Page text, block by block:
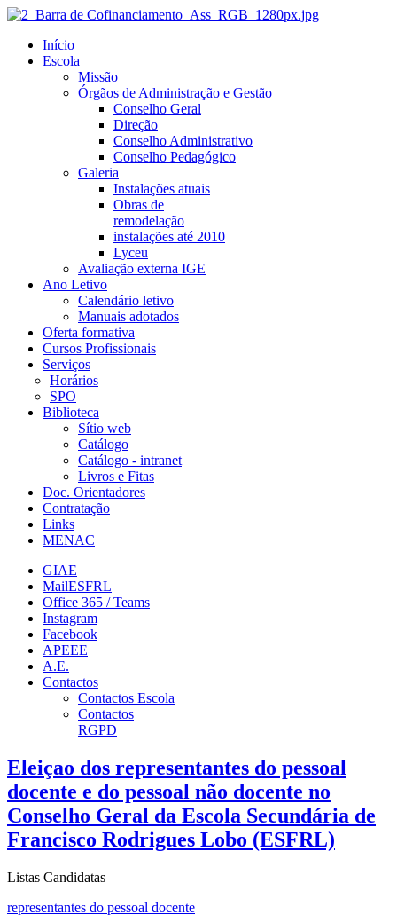
Início
Escola
Missão
Órgãos de Administração e Gestão
Conselho Geral
Direção
Conselho Administrativo
Conselho Pedagógico
Galeria
Instalações atuais
Obras de
remodelação
instalações até 2010
Lyceu
Avaliação externa IGE
Ano Letivo
Calendário letivo
Manuais adotados
Oferta formativa
Cursos Profissionais
Serviços
Horários
SPO
Biblioteca
Sítio web
Catálogo
Catálogo - intranet
Livros e Fitas
Doc. Orientadores
Contratação
Links
MENAC
GIAE
MailESFRL
Office 365 / Teams
Instagram
Facebook
APEEE
A.E.
Contactos
Contactos Escola
Contactos
RGPD
Eleiçao dos representantes do pessoal
docente e do pessoal não docente no
Conselho Geral da Escola Secundária de
Francisco Rodrigues Lobo (ESFRL)
Listas Candidatas
representantes do pessoal docente